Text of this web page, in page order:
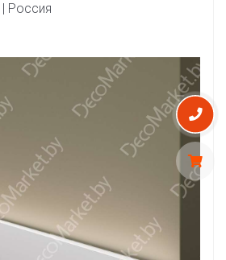
| Россия